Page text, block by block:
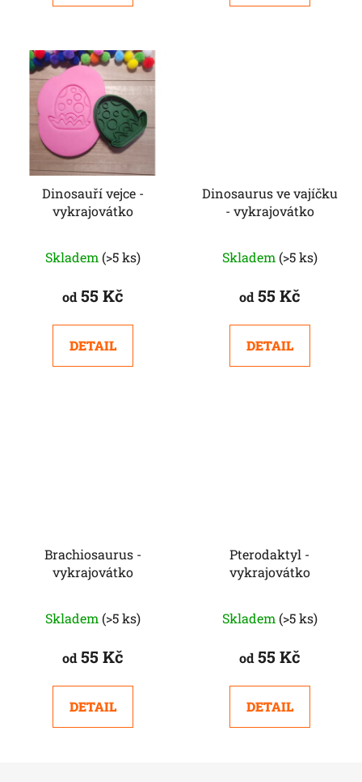
Dinosauří vejce -
vykrajovátko
Skladem (>5 ks)
od55 Kč
DETAIL
Dinosaurus ve vajíčku
- vykrajovátko
Skladem (>5 ks)
od55 Kč
DETAIL
Brachiosaurus -
vykrajovátko
Skladem (>5 ks)
od55 Kč
DETAIL
Pterodaktyl -
vykrajovátko
Skladem (>5 ks)
od55 Kč
DETAIL